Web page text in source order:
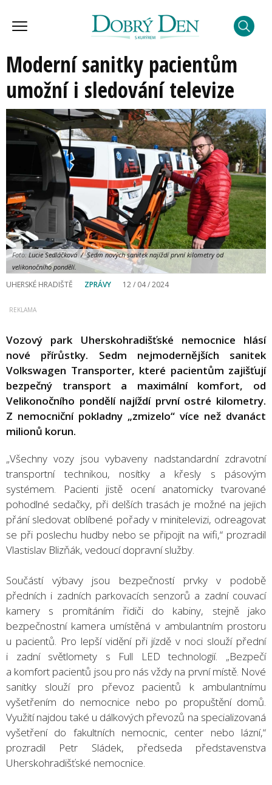
Moderní sanitky pacientům
umožní i sledování televize
Foto: Lucie Sedláčková / Sedm nových sanitek najíždí první kilometry od
velikonočního pondělí.
UHERSKÉ HRADIŠTĚ ZPRÁVY 12 / 04 / 2024
Vozový park Uherskohradišťské nemocnice hlásí
nové přírůstky. Sedm nejmodernějších sanitek
Volkswagen Transporter, které pacientům zajišťují
bezpečný transport a maximální komfort, od
Velikonočního pondělí najíždí první ostré kilometry.
Z nemocniční pokladny „zmizelo“ více než dvanáct
milionů korun.
„Všechny vozy jsou vybaveny nadstandardní zdravotní
transportní technikou, nosítky a křesly s pásovým
systémem. Pacienti jistě ocení anatomicky tvarované
pohodlné sedačky, při delších trasách je možné na jejich
přání sledovat oblíbené pořady v minitelevizi, odreagovat
se při poslechu hudby nebo se připojit na wifi,“ prozradil
Vlastislav Blizňák, vedoucí dopravní služby.
Součástí výbavy jsou bezpečností prvky v podobě
předních i zadních parkovacích senzorů a zadní couvací
kamery s promítáním řidiči do kabiny, stejně jako
bezpečnostní kamera umístěná v ambulantním prostoru
u pacientů. Pro lepší vidění při jízdě v noci slouží přední
i zadní světlomety s Full LED technologií. „Bezpečí
a komfort pacientů jsou pro nás vždy na první místě. Nové
sanitky slouží pro převoz pacientů k ambulantnímu
vyšetřením do nemocnice nebo po propuštění domů.
Využití najdou také u dálkových převozů na specializovaná
vyšetření do fakultních nemocnic, center nebo lázní,“
prozradil Petr Sládek, předseda představenstva
Uherskohradišťské nemocnice.